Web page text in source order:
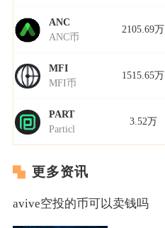
ANC
ANC币
2105.69万
MFI
MFI币
1515.65万
PART
Particl
3.52万
更多资讯
avive空投的币可以卖钱吗